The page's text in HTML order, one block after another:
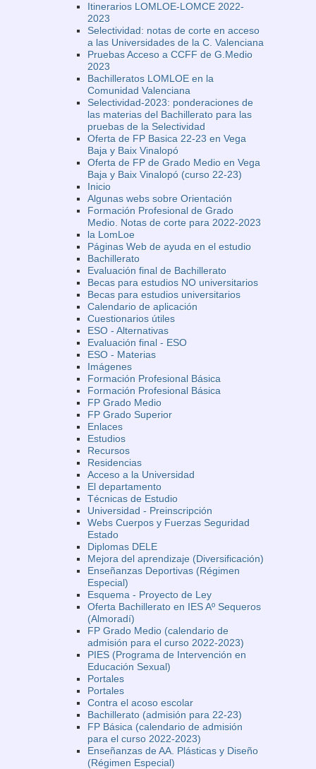
Itinerarios LOMLOE-LOMCE 2022-
2023
Selectividad: notas de corte en acceso
a las Universidades de la C. Valenciana
Pruebas Acceso a CCFF de G.Medio
2023
Bachilleratos LOMLOE en la
Comunidad Valenciana
Selectividad-2023: ponderaciones de
las materias del Bachillerato para las
pruebas de la Selectividad
Oferta de FP Basica 22-23 en Vega
Baja y Baix Vinalopó
Oferta de FP de Grado Medio en Vega
Baja y Baix Vinalopó (curso 22-23)
Inicio
Algunas webs sobre Orientación
Formación Profesional de Grado
Medio. Notas de corte para 2022-2023
la LomLoe
Páginas Web de ayuda en el estudio
Bachillerato
Evaluación final de Bachillerato
Becas para estudios NO universitarios
Becas para estudios universitarios
Calendario de aplicación
Cuestionarios útiles
ESO - Alternativas
Evaluación final - ESO
ESO - Materias
Imágenes
Formación Profesional Básica
Formación Profesional Básica
FP Grado Medio
FP Grado Superior
Enlaces
Estudios
Recursos
Residencias
Acceso a la Universidad
El departamento
Técnicas de Estudio
Universidad - Preinscripción
Webs Cuerpos y Fuerzas Seguridad
Estado
Diplomas DELE
Mejora del aprendizaje (Diversificación)
Enseñanzas Deportivas (Régimen
Especial)
Esquema - Proyecto de Ley
Oferta Bachillerato en IES Aº Sequeros
(Almoradí)
FP Grado Medio (calendario de
admisión para el curso 2022-2023)
PIES (Programa de Intervención en
Educación Sexual)
Portales
Portales
Contra el acoso escolar
Bachillerato (admisión para 22-23)
FP Básica (calendario de admisión
para el curso 2022-2023)
Enseñanzas de AA. Plásticas y Diseño
(Régimen Especial)